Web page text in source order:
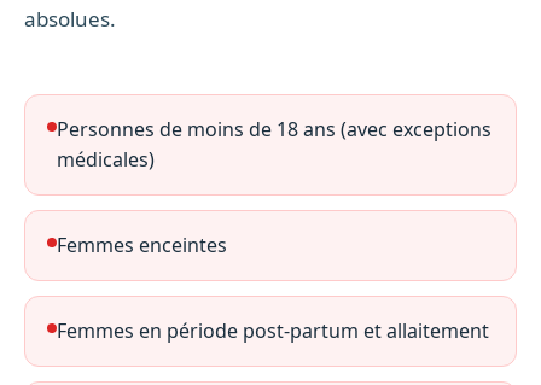
absolues.
Personnes de moins de 18 ans (avec exceptions
médicales)
Femmes enceintes
Femmes en période post-partum et allaitement